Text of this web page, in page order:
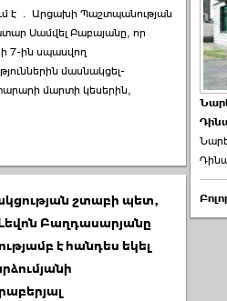
է ․ Արցախի Պաշտպանության
Սամվել Բաբայանը, որ
7-ին սպասվող
մասնակցել-
մարտի կեսերին,
շտաբի պետ,
Բաղդասարյանը
է հանդես եկել